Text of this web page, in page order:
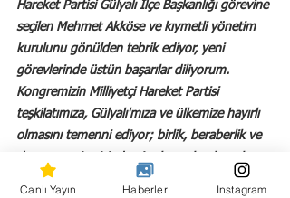
Hareket Partisi Gülyalı İlçe Başkanlığı görevine
seçilen Mehmet Akköse ve kıymetli yönetim
kurulunu gönülden tebrik ediyor, yeni
görevlerinde üstün başarılar diliyorum.
Kongremizin Milliyetçi Hareket Partisi
teşkilatımıza, Gülyalı'mıza ve ülkemize hayırlı
olmasını temenni ediyor; birlik, beraberlik ve
vesile olmasını diliyorum."
Canlı Yayın Haberler Instagram